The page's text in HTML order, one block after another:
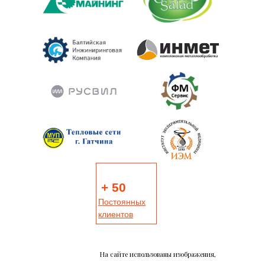
+ 50
Постоянных
клиентов
На сайте использованы изображения,